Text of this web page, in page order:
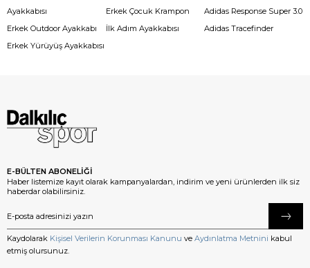
Ayakkabısı
Erkek Outdoor Ayakkabı
Erkek Yürüyüş Ayakkabısı
Erkek Çocuk Krampon
İlk Adım Ayakkabısı
Adidas Response Super 3.0
Adidas Tracefinder
E-BÜLTEN ABONELİĞİ
Haber listemize kayıt olarak kampanyalardan, indirim ve yeni ürünlerden ilk siz
haberdar olabilirsiniz.
Kaydolarak Kişisel Verilerin Korunması Kanunu ve Aydınlatma Metnini kabul
etmiş olursunuz.